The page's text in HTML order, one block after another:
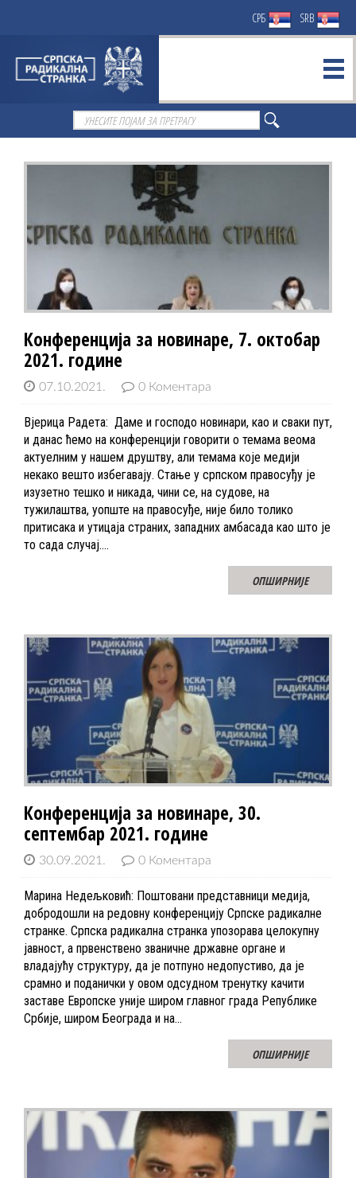
СРБ SRB
Конференција за новинаре, 7. октобар
2021. године
07.10.2021. 0 Коментара
Вјерица Радета: Даме и господо новинари, као и сваки пут,
и данас ћемо на конференцији говорити о темама веома
актуелним у нашем друштву, али темама које медији
некако вешто избегавају. Стање у српском правосуђу је
изузетно тешко и никада, чини се, на судове, на
тужилаштва, уопште на правосуђе, није било толико
притисака и утицаја страних, западних амбасада као што је
то сада случај.…
ОПШИРНИЈЕ
Конференција за новинаре, 30.
септембар 2021. године
30.09.2021. 0 Коментара
Марина Недељковић: Поштовани представници медија,
добродошли на редовну конференцију Српске радикалне
странке. Српска радикална странка упозорава целокупну
јавност, а првенствено званичне државне органе и
владајућу структуру, да је потпуно недопустиво, да је
срамно и поданички у овом одсудном тренутку качити
заставе Европске уније широм главног града Републике
Србије, широм Београда и на…
ОПШИРНИЈЕ